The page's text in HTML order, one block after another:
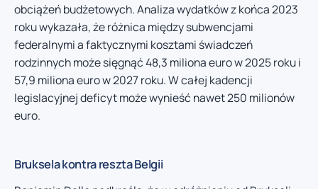
obciążeń budżetowych. Analiza wydatków z końca 2023
roku wykazała, że różnica między subwencjami
federalnymi a faktycznymi kosztami świadczeń
rodzinnych może sięgnąć 48,3 miliona euro w 2025 roku i
57,9 miliona euro w 2027 roku. W całej kadencji
legislacyjnej deficyt może wynieść nawet 250 milionów
euro.
Bruksela kontra reszta Belgii